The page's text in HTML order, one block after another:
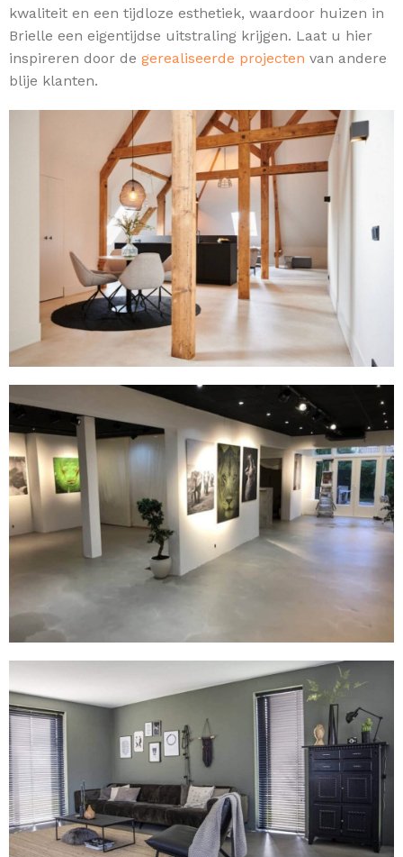
kwaliteit en een tijdloze esthetiek, waardoor huizen in
Brielle een eigentijdse uitstraling krijgen. Laat u hier
inspireren door de gerealiseerde projecten van andere
blije klanten.